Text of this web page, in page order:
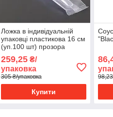
Ложка в індивідуальній
упаковці пластикова 16 см
(уп.100 шт) прозора
259,25₴/
упаковка
305 ₴/упаковка
Купити